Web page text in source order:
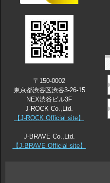
〒150-0002
東京都渋谷区渋谷3-26-15
NEX渋谷ビル3F
J-ROCK Co.,Ltd.
【J-ROCK Official site】
J-BRAVE Co.,Ltd.
【J-BRAVE Official site】